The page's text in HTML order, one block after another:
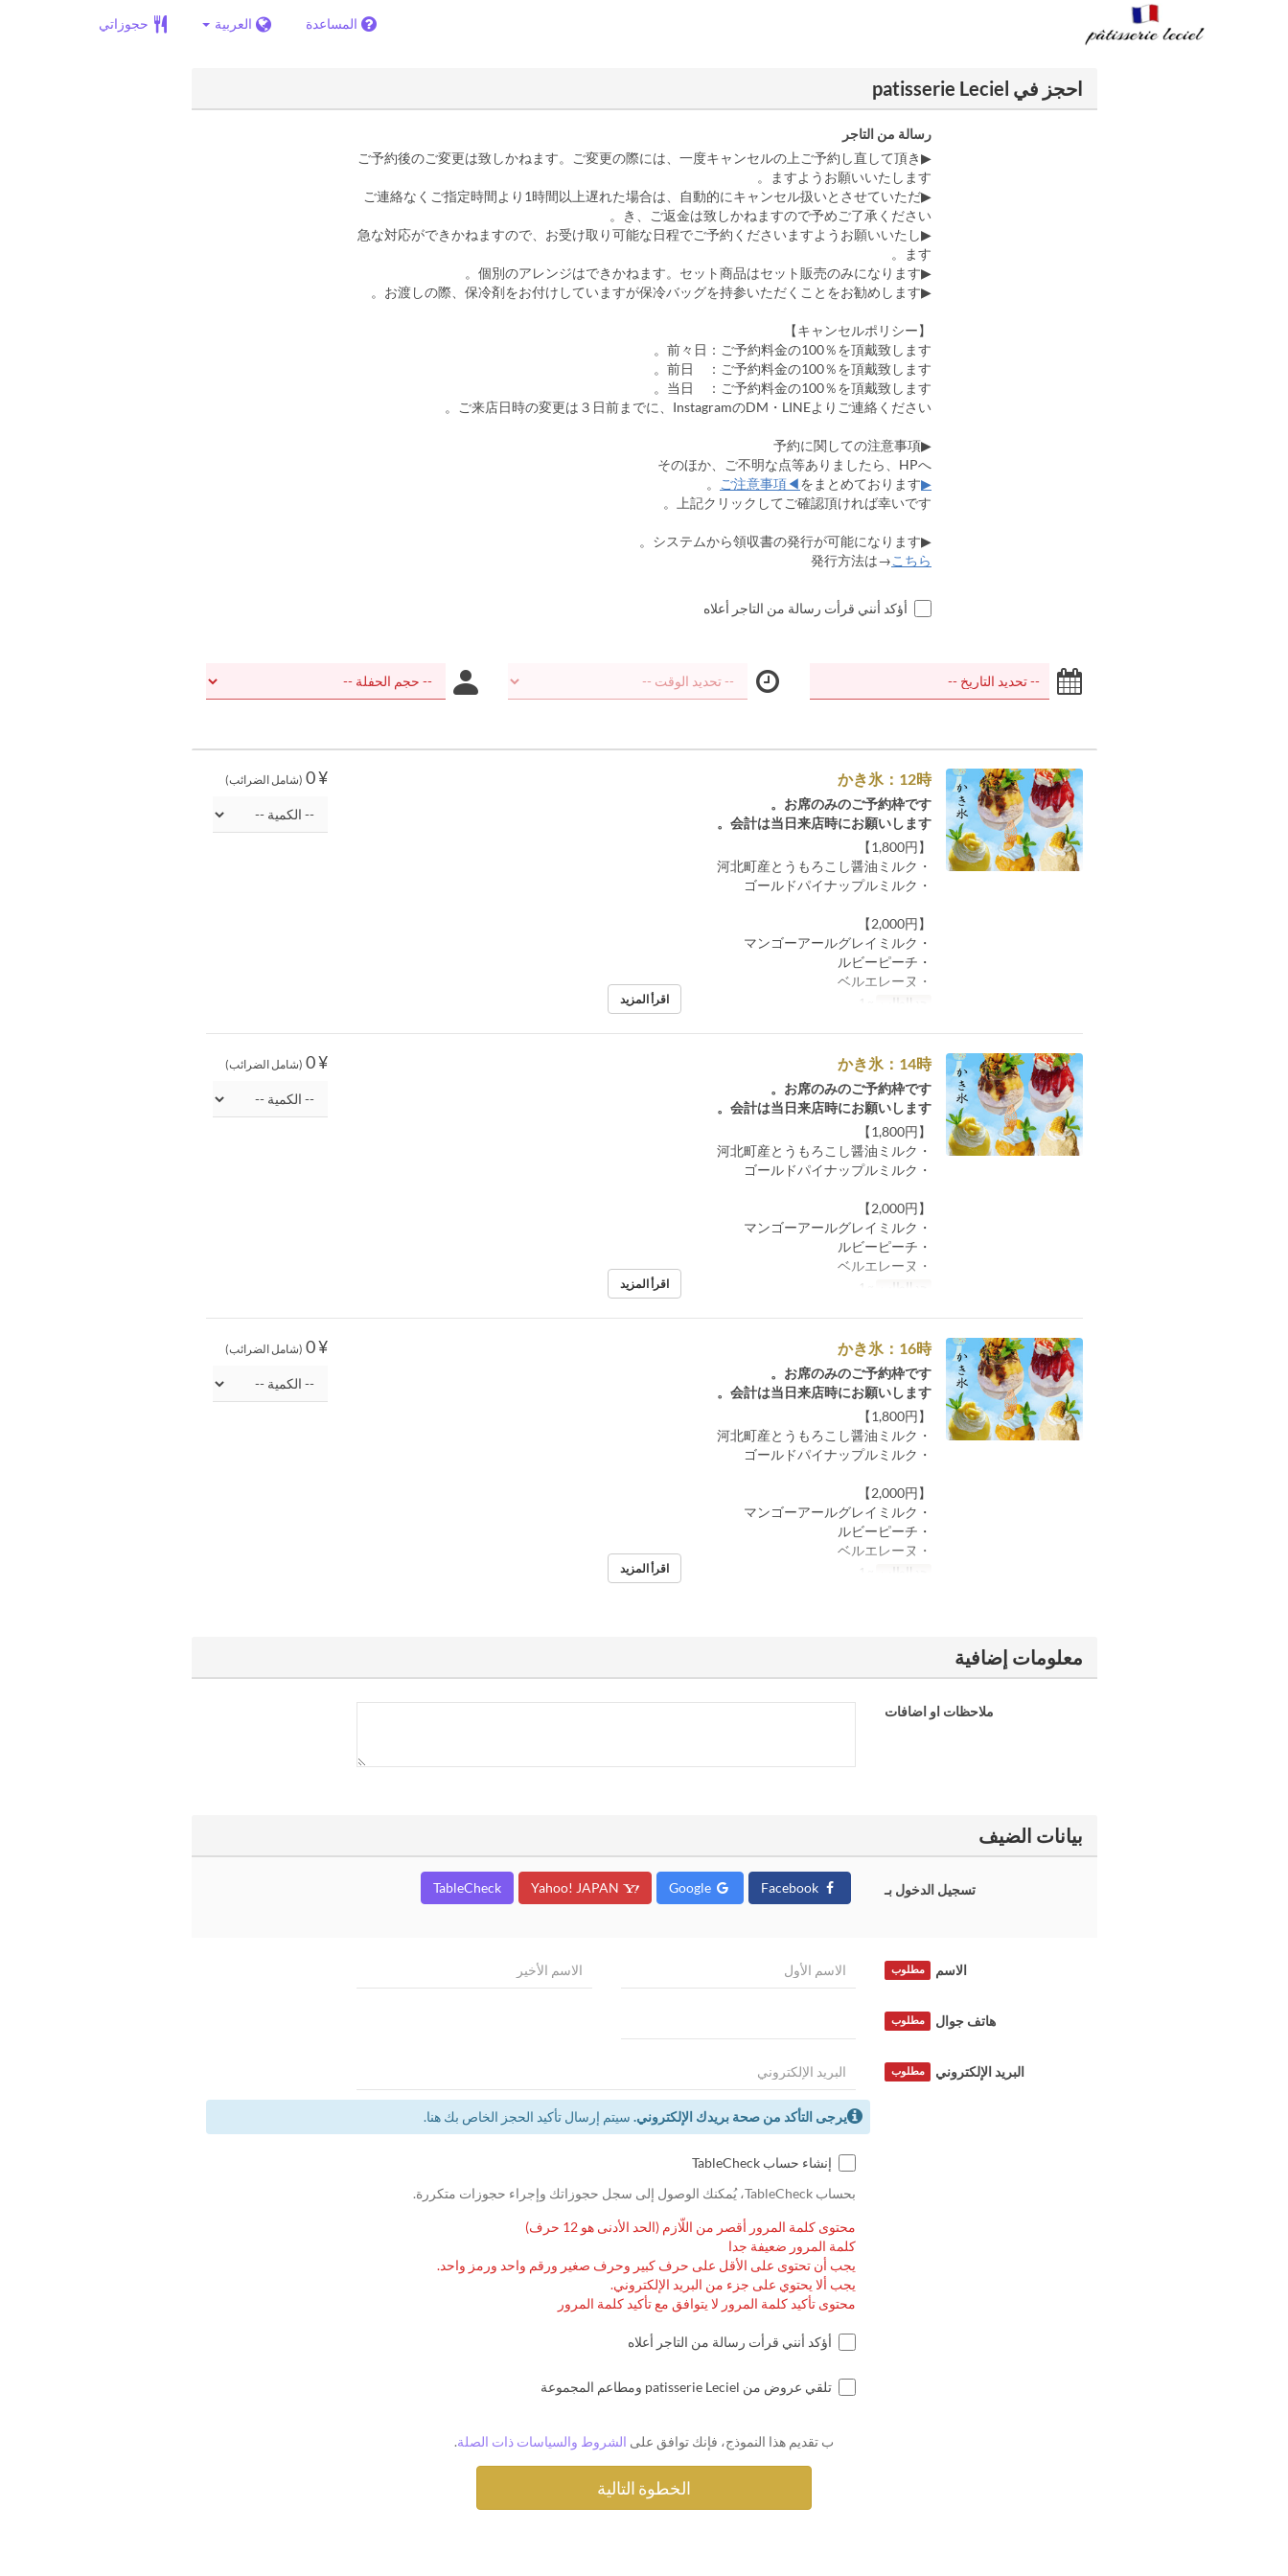
المساعدة العربية حجوزاتي
احجز في patisserie Leciel
رسالة من التاجر
▶ご予約後のご変更は致しかねます。ご変更の際には、一度キャンセルの上ご予約し直して頂き
ますようお願いいたします。
▶ご連絡なくご指定時間より1時間以上遅れた場合は、自動的にキャンセル扱いとさせていただ
き、ご返金は致しかねますので予めご了承ください。
▶急な対応ができかねますので、お受け取り可能な日程でご予約くださいますようお願いいたし
ます。
▶個別のアレンジはできかねます。セット商品はセット販売のみになります。
▶お渡しの際、保冷剤をお付けしていますが保冷バッグを持参いただくことをお勧めします。
【キャンセルポリシー】
前々日：ご予約料金の100％を頂戴致します。
前日 ：ご予約料金の100％を頂戴致します。
当日 ：ご予約料金の100％を頂戴致します。
ご来店日時の変更は３日前までに、InstagramのDM・LINEよりご連絡ください。
▶予約に関しての注意事項
そのほか、ご不明な点等ありましたら、HPへ
▶ご注意事項◀
をまとめております。
上記クリックしてご確認頂ければ幸いです。
▶システムから領収書の発行が可能になります。
発行方法は→こちら
أؤكد أنني قرأت رسالة من التاجر أعلاه
¥ 0 (شامل الضرائب) かき氷：12時
お席のみのご予約枠です。
会計は当日来店時にお願いします。
【1,800円】
・河北町産とうもろこし醤油ミルク
・ゴールドパイナップルミルク
【2,000円】
・マンゴーアールグレイミルク
・ルビーピーチ
・ベルエレーヌ
حد الطلب اقرأ المزيد
¥ 0 (شامل الضرائب) かき氷：14時
お席のみのご予約枠です。
会計は当日来店時にお願いします。
【1,800円】
・河北町産とうもろこし醤油ミルク
・ゴールドパイナップルミルク
【2,000円】
・マンゴーアールグレイミルク
・ルビーピーチ
・ベルエレーヌ
حد الطلب اقرأ المزيد
¥ 0 (شامل الضرائب) かき氷：16時
お席のみのご予約枠です。
会計は当日来店時にお願いします。
【1,800円】
・河北町産とうもろこし醤油ミルク
・ゴールドパイナップルミルク
【2,000円】
・マンゴーアールグレイミルク
・ルビーピーチ
・ベルエレーヌ
حد الطلب اقرأ المزيد
معلومات إضافية
ملاحظات او اضافات
بيانات الضيف
تسجيل الدخول بـ TableCheck
الاسم مطلوب
هاتف جوال مطلوب
البريد الإلكتروني مطلوب
يرجى التأكد من صحة بريدك الإلكتروني.سيتم إرسال تأكيد الحجز الخاص بك هنا.
إنشاء حساب TableCheck
بحساب TableCheck، يُمكنك الوصول إلى سجل حجوزاتك وإجراء حجوزات متكررة.
محتوى كلمة المرور أقصر من اللّازم (الحد الأدنى هو 12 حرف)
كلمة المرور ضعيفة جدا
يجب أن تحتوى على الأقل على حرف كبير وحرف صغير ورقم واحد ورمز واحد.
يجب ألا يحتوي على جزء من البريد الإلكتروني.
محتوى تأكيد كلمة المرور لا يتوافق مع تأكيد كلمة المرور
أؤكد أنني قرأت رسالة من التاجر أعلاه
تلقي عروض من patisserie Leciel ومطاعم المجموعة
ب تقديم هذا النموذج، فإنك توافق على الشروط والسياسات ذات الصلة.